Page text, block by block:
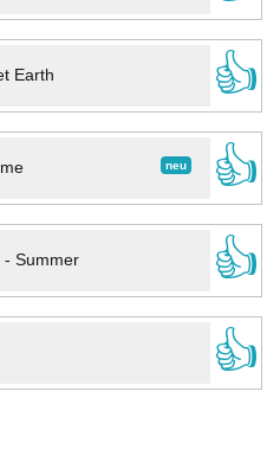
Earth
👍
neu
👍
- Summer
👍
👍